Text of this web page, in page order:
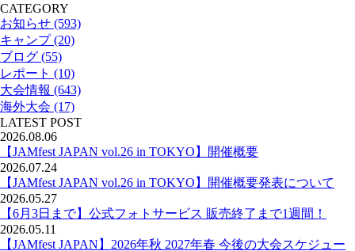
CATEGORY
お知らせ (593)
キャンプ (20)
ブログ (55)
レポート (10)
大会情報 (643)
海外大会 (17)
LATEST POST
2026.08.06
【JAMfest JAPAN vol.26 in TOKYO】開催概要
2026.07.24
【JAMfest JAPAN vol.26 in TOKYO】開催概要発表について
2026.05.27
【6月3日まで】公式フォトサービス 販売終了まで1週間！
2026.05.11
【JAMfest JAPAN】2026年秋 2027年春 今後の大会スケジュー